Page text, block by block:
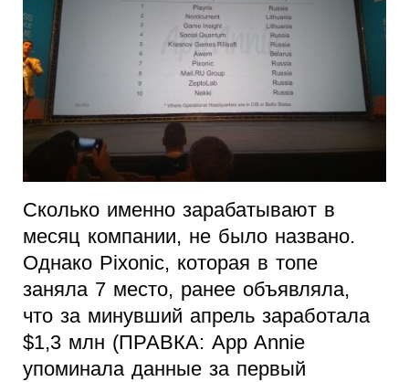
Сколько именно зарабатывают в
месяц компании, не было названо.
Однако Pixonic, которая в топе
заняла 7 место, ранее объявляла,
что за минувший апрель заработала
$1,3 млн (ПРАВКА: App Annie
упоминала данные за первый